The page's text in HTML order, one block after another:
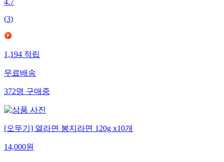
4.7
(3)
1,194적립
무료배송
372명구매중
[오뚜기] 열라면 봉지라면 120g x10개
14,000원